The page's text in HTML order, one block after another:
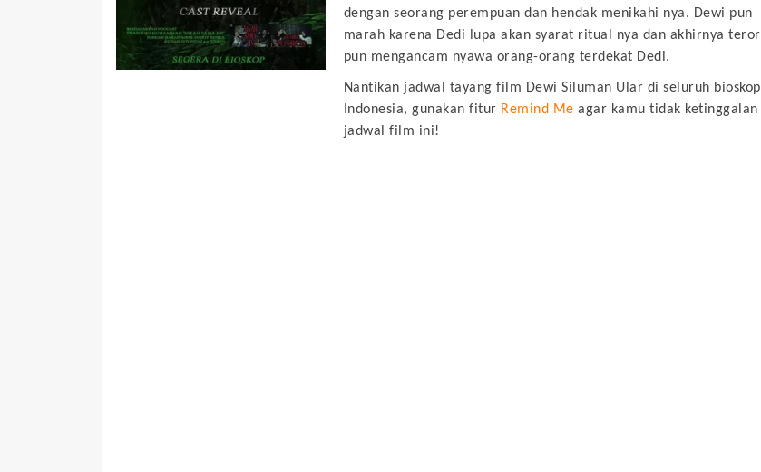
dengan seorang perempuan dan hendak menikahi nya. Dewi pun
marah karena Dedi lupa akan syarat ritual nya dan akhirnya teror
pun mengancam nyawa orang-orang terdekat Dedi.
Nantikan jadwal tayang film Dewi Siluman Ular di seluruh bioskop
Indonesia, gunakan fitur Remind Me agar kamu tidak ketinggalan
jadwal film ini!